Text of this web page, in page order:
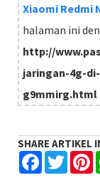
Xiaomi Redmi
halaman ini
http://
jaringan-4g-
g9mmirg.html
SHARE ARTIKEL
Facebook